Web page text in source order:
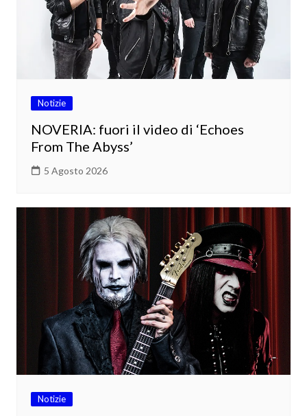
Notizie
NOVERIA: fuori il video di ‘Echoes
From The Abyss’
5 Agosto 2026
Notizie